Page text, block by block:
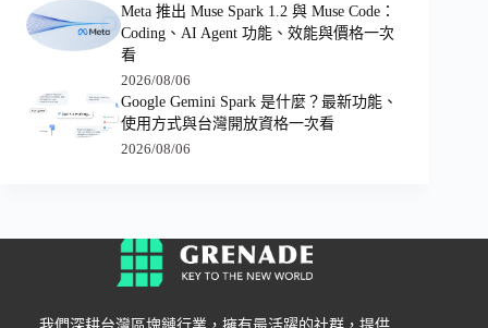
Meta 推出 Muse Spark 1.2 與 Muse Code：
Coding、AI Agent 功能、效能與價格一次
看
2026/08/06
Google Gemini Spark 是什麼？最新功能、
使用方式與台灣開放資格一次看
2026/08/06